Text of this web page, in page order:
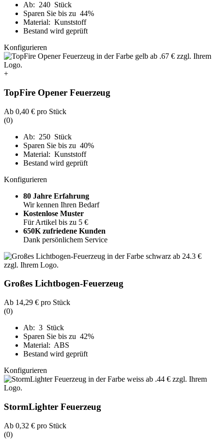
Ab: 240 Stück
Sparen Sie bis zu 44%
Material: Kunststoff
Bestand wird geprüft
Konfigurieren
+
TopFire Opener Feuerzeug
Ab 0,40 € pro Stück
(0)
Ab: 250 Stück
Sparen Sie bis zu 40%
Material: Kunststoff
Bestand wird geprüft
Konfigurieren
80 Jahre Erfahrung
Wir kennen Ihren Bedarf
Kostenlose Muster
Für Artikel bis zu 5 €
650K zufriedene Kunden
Dank persönlichem Service
Großes Lichtbogen-Feuerzeug
Ab 14,29 € pro Stück
(0)
Ab: 3 Stück
Sparen Sie bis zu 42%
Material: ABS
Bestand wird geprüft
Konfigurieren
StormLighter Feuerzeug
Ab 0,32 € pro Stück
(0)